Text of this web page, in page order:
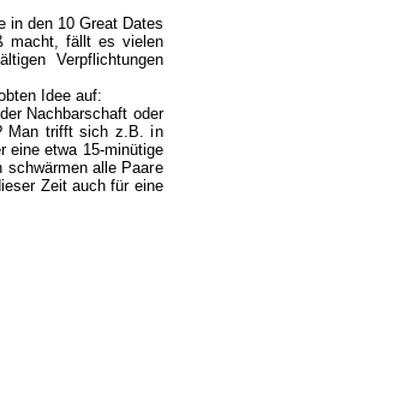
in den 10 Great Dates
macht, fällt es vielen
Verpflichtungen
Idee auf:
Nachbarschaft oder
Man trifft sich z.B. in
eine etwa 15-minütige
schwärmen alle Paare
Zeit auch für eine